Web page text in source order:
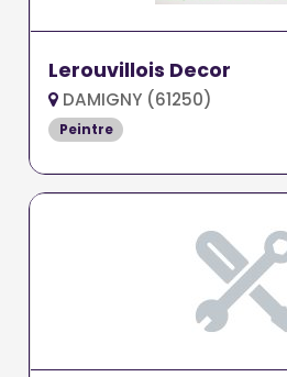
Lerouvillois Decor
DAMIGNY (61250)
Peintre